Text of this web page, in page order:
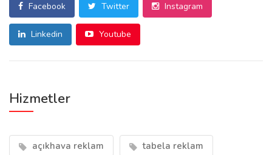
Facebook Twitter Instagram
Linkedin Youtube
Hizmetler
açıkhava reklam tabela reklam